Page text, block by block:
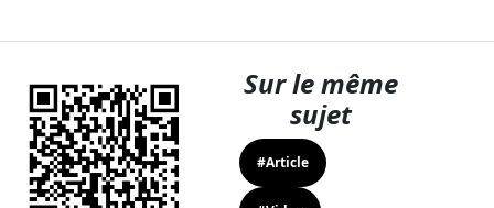
Sur le même
sujet
#Article